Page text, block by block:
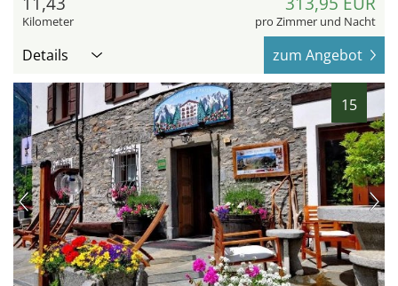
Kilometer pro Zimmer und Nacht
Details zum Angebot
15